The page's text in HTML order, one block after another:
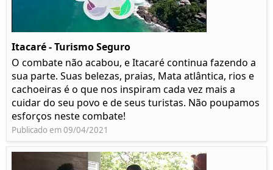
Itacaré - Turismo Seguro
O combate não acabou, e Itacaré continua fazendo a
sua parte. Suas belezas, praias, Mata atlântica, rios e
cachoeiras é o que nos inspiram cada vez mais a
cuidar do seu povo e de seus turistas. Não poupamos
esforços neste combate!
Publicado em 09/04/2021